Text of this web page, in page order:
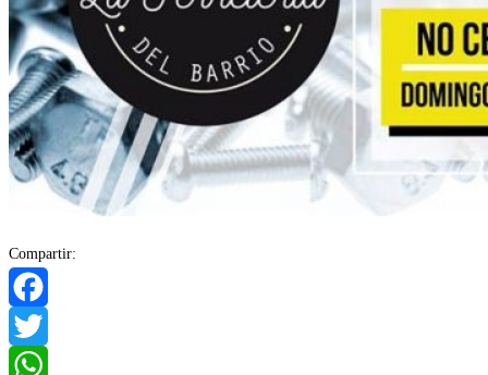
Compartir:
Facebook
Twitter